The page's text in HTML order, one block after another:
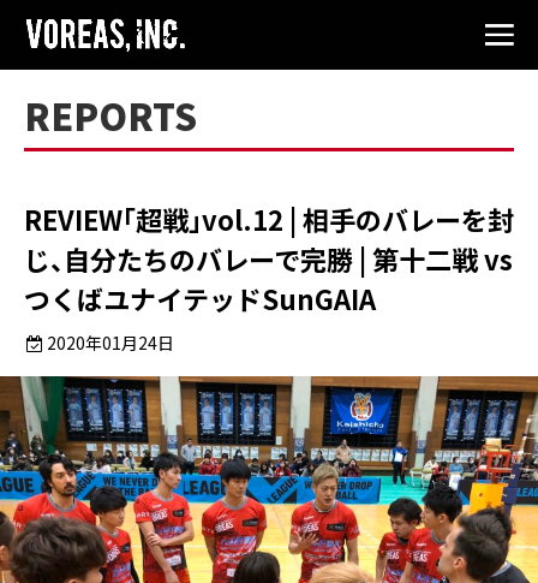
REPORTS
REVIEW「超戦」vol.12 | 相手のバレーを封
じ、自分たちのバレーで完勝 | 第十二戦 vs
つくばユナイテッドSunGAIA
2020年01月24日